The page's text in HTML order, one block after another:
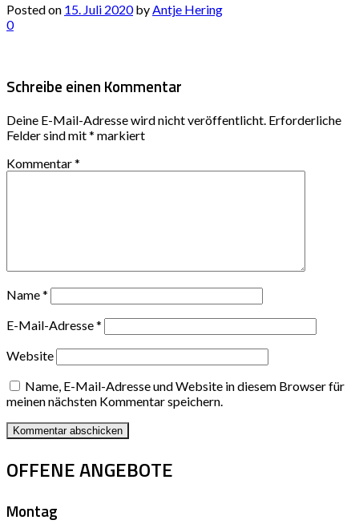
Posted on 15. Juli 2020byAntje Hering
0
Schreibe einen Kommentar
Deine E-Mail-Adresse wird nicht veröffentlicht. Erforderliche
Felder sind mit* markiert
Kommentar*
Name*
E-Mail-Adresse*
Website
Name, E-Mail-Adresse und Website in diesem Browser für
meinen nächsten Kommentar speichern.
OFFENE ANGEBOTE
Montag